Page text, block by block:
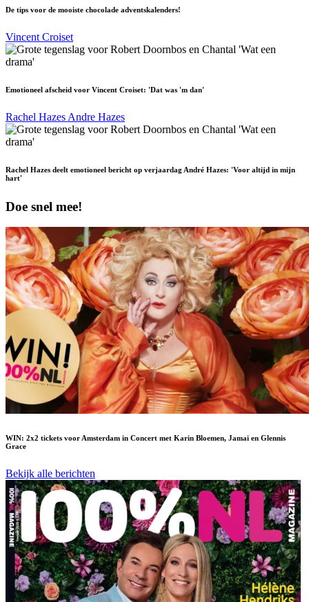
De tips voor de mooiste chocolade adventskalenders!
Vincent Croiset
Emotioneel afscheid voor Vincent Croiset: 'Dat was 'm dan'
Rachel Hazes Andre Hazes
Rachel Hazes deelt emotioneel bericht op verjaardag André Hazes: 'Voor altijd in mijn
hart'
Doe snel mee!
WIN: 2x2 tickets voor Amsterdam in Concert met Karin Bloemen, Jamai en Glennis
Grace
Bekijk alle berichten